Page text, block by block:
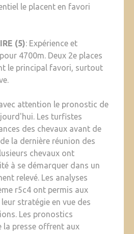
le placent en favori
(5): Expérience et
4700m. Deux 2e places
le principal favori, surtout
attention le pronostic de
Les turfistes
des chevaux avant de
la dernière réunion des
chevaux ont
à se démarquer dans un
relevé. Les analyses
r5c4 ont permis aux
stratégie en vue des
Les pronostics
la presse offrent aux